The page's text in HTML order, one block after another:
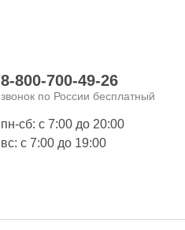
8-800-700-49-26
звонок по России бесплатный
пн-сб: с 7:00 до 20:00
вс: с 7:00 до 19:00